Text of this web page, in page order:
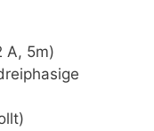
A, 5m)